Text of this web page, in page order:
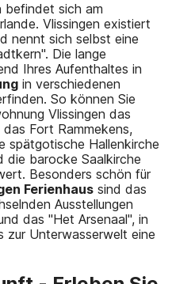
befindet sich am
Vlissingen existiert
nennt sich selbst eine
Die lange
Ihres Aufenthaltes in
in verschiedenen
So können Sie
Vlissingen das
Fort Rammekens,
spätgotische Hallenkirche
barocke Saalkirche
Besonders schön für
Ferienhaus sind das
Ausstellungen
das "Het Arsenaal", in
zur Unterwasserwelt eine